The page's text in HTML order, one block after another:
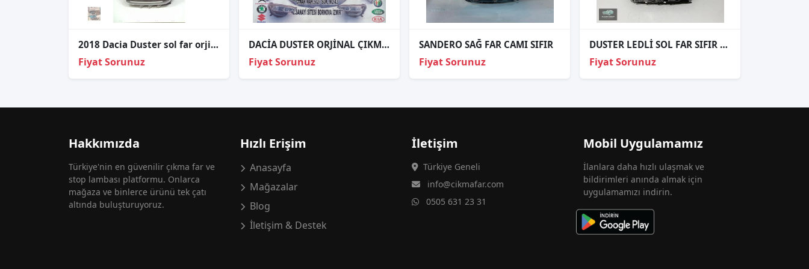
2018 Dacia Duster sol far orjinal çıkma
Fiyat Sorunuz
DACİA DUSTER ORJİNAL ÇIKMA SOL FAR D
Fiyat Sorunuz
SANDERO SAĞ FAR CAMI SIFIR
Fiyat Sorunuz
DUSTER LEDLİ SOL FAR SIFIR TAİWAN BEYİNLİ FAR
Fiyat Sorunuz
Hakkımızda
Türkiye'nin en güvenilir çıkma far ve
stop lambası platformu. Onlarca
mağaza ve binlerce ürünü tek çatı
altında buluşturuyoruz.
Hızlı Erişim
Anasayfa
Mağazalar
Blog
İletişim & Destek
İletişim
Türkiye Geneli
info@cikmafar.com
0505 631 23 31
Mobil Uygulamamız
İlanlara daha hızlı ulaşmak ve
bildirimleri anında almak için
uygulamamızı indirin.